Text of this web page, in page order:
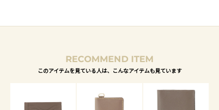
RECOMMEND ITEM
このアイテムを見ている人は、こんなアイテムも見ています